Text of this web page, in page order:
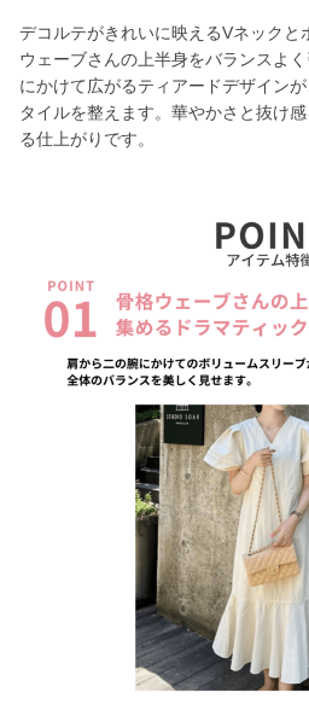
デコルテがきれいに映えるVネックと
ウェーブさんの上半身をバランスよ
にかけて広がるティアードデザイン
タイルを整えます。華やかさと抜け
る仕上がりです。